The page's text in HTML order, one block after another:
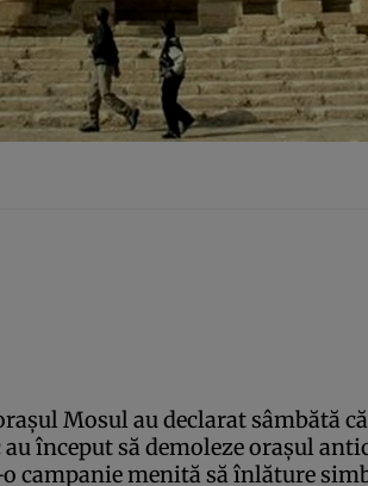
Mosul au declarat sâmbătă
început să demoleze oraşul
campanie menită să înlăture